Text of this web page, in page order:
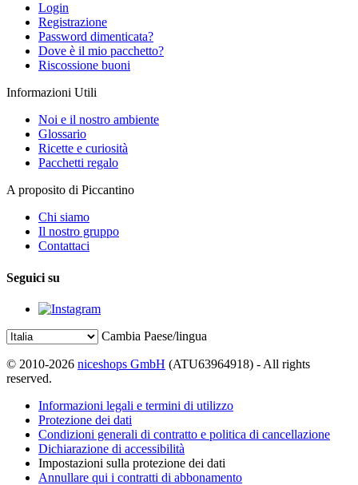
Login
Registrazione
Password dimenticata?
Dove è il mio pacchetto?
Riscossione buoni
Informazioni Utili
Noi e il nostro ambiente
Glossario
Ricette e curiosità
Pacchetti regalo
A proposito di Piccantino
Chi siamo
Il nostro gruppo
Contattaci
Seguici su
Cambia Paese/lingua
© 2010-2026 niceshops GmbH (ATU63964918) - All rights
reserved.
Informazioni legali e termini di utilizzo
Protezione dei dati
Condizioni generali di contratto e politica di cancellazione
Dichiarazione di accessibilità
Impostazioni sulla protezione dei dati
Annullare qui i contratti di abbonamento